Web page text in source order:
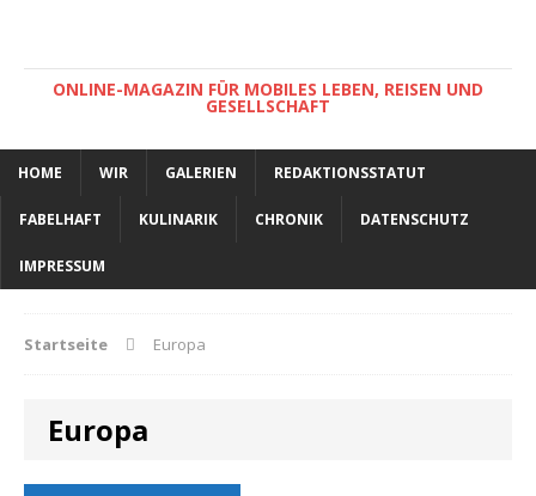
ONLINE-MAGAZIN FÜR MOBILES LEBEN, REISEN UND
GESELLSCHAFT
HOME WIR GALERIEN REDAKTIONSSTATUT
FABELHAFT KULINARIK CHRONIK DATENSCHUTZ
IMPRESSUM
Startseite Europa
Europa